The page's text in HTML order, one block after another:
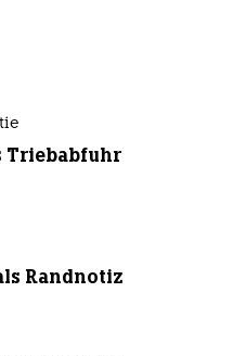
Triebabfuhr
Randnotiz